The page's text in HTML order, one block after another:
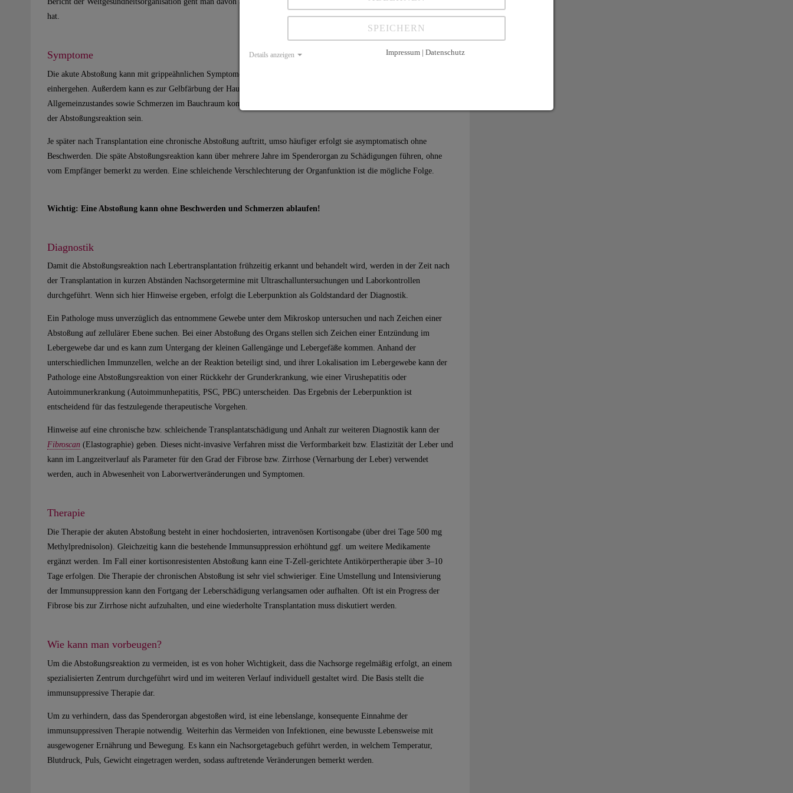
hat.
Symptome
Die akute Abstoßung kann mit grippeähnlichen Symptomen wie Fieber, Unwohlsein, Kopfschmerz und Schwindel
einhergehen. Außerdem kann es zur Gelbfärbung der Haut und des Augenweiß (Ikterus), Verschlechterung des
Allgemeinzustandes sowie Schmerzen im Bauchraum kommen. Ebenso können heller Stuhl und dunkler Urin Zeichen
der Abstoßungsreaktion sein.
Je später nach Transplantation eine chronische Abstoßung auftritt, umso häufiger erfolgt sie asymptomatisch ohne
Beschwerden. Die späte Abstoßungsreaktion kann über mehrere Jahre im Spenderorgan zu Schädigungen führen, ohne
vom Empfänger bemerkt zu werden. Eine schleichende Verschlechterung der Organfunktion ist die mögliche Folge.
Wichtig: Eine Abstoßung kann ohne Beschwerden und Schmerzen ablaufen!
Diagnostik
Damit die Abstoßungsreaktion nach Lebertransplantation frühzeitig erkannt und behandelt wird, werden in der Zeit nach
der Transplantation in kurzen Abständen Nachsorgetermine mit Ultraschalluntersuchungen und Laborkontrollen
durchgeführt. Wenn sich hier Hinweise ergeben, erfolgt die Leberpunktion als Goldstandard der Diagnostik.
Ein Pathologe muss unverzüglich das entnommene Gewebe unter dem Mikroskop untersuchen und nach Zeichen einer
Abstoßung auf zellulärer Ebene suchen. Bei einer Abstoßung des Organs stellen sich Zeichen einer Entzündung im
Lebergewebe dar und es kann zum Untergang der kleinen Gallengänge und Lebergefäße kommen. Anhand der
unterschiedlichen Immunzellen, welche an der Reaktion beteiligt sind, und ihrer Lokalisation im Lebergewebe kann der
Pathologe eine Abstoßungsreaktion von einer Rückkehr der Grunderkrankung, wie einer Virushepatitis oder
Autoimmunerkrankung (Autoimmunhepatitis, PSC, PBC) unterscheiden. Das Ergebnis der Leberpunktion ist
entscheidend für das festzulegende therapeutische Vorgehen.
Hinweise auf eine chronische bzw. schleichende Transplantatschädigung und Anhalt zur weiteren Diagnostik kann der
Fibroscan (Elastographie) geben. Dieses nicht-invasive Verfahren misst die Verformbarkeit bzw. Elastizität der Leber und
kann im Langzeitverlauf als Parameter für den Grad der Fibrose bzw. Zirrhose (Vernarbung der Leber) verwendet
werden, auch in Abwesenheit von Laborwertveränderungen und Symptomen.
Therapie
Die Therapie der akuten Abstoßung besteht in einer hochdosierten, intravenösen Kortisongabe (über drei Tage 500 mg
Methylprednisolon). Gleichzeitig kann die bestehende Immunsuppression erhöhtund ggf. um weitere Medikamente
ergänzt werden. Im Fall einer kortisonresistenten Abstoßung kann eine T-Zell-gerichtete Antikörpertherapie über 3–10
Tage erfolgen. Die Therapie der chronischen Abstoßung ist sehr viel schwieriger. Eine Umstellung und Intensivierung
der Immunsuppression kann den Fortgang der Leberschädigung verlangsamen oder aufhalten. Oft ist ein Progress der
Fibrose bis zur Zirrhose nicht aufzuhalten, und eine wiederholte Transplantation muss diskutiert werden.
Wie kann man vorbeugen?
Um die Abstoßungsreaktion zu vermeiden, ist es von hoher Wichtigkeit, dass die Nachsorge regelmäßig erfolgt, an einem
spezialisierten Zentrum durchgeführt wird und im weiteren Verlauf individuell gestaltet wird. Die Basis stellt die
immunsuppressive Therapie dar.
Um zu verhindern, dass das Spenderorgan abgestoßen wird, ist eine lebenslange, konsequente Einnahme der
immunsuppressiven Therapie notwendig. Weiterhin das Vermeiden von Infektionen, eine bewusste Lebensweise mit
ausgewogener Ernährung und Bewegung. Es kann ein Nachsorgetagebuch geführt werden, in welchem Temperatur,
Blutdruck, Puls, Gewicht eingetragen werden, sodass auftretende Veränderungen bemerkt werden.
SPEICHERN
Details anzeigen Impressum | Datenschutz